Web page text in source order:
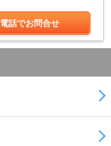
電話でお問合せ